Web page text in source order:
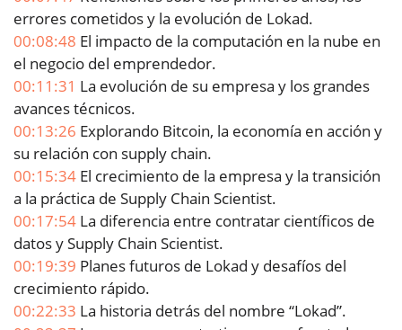
errores cometidos y la evolución de Lokad.
00:08:48 El impacto de la computación en la nube en
el negocio del emprendedor.
00:11:31 La evolución de su empresa y los grandes
avances técnicos.
00:13:26 Explorando Bitcoin, la economía en acción y
su relación con supply chain.
00:15:34 El crecimiento de la empresa y la transición
a la práctica de Supply Chain Scientist.
00:17:54 La diferencia entre contratar científicos de
datos y Supply Chain Scientist.
00:19:39 Planes futuros de Lokad y desafíos del
crecimiento rápido.
00:22:33 La historia detrás del nombre “Lokad”.